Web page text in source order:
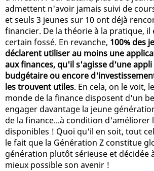
admettent n'avoir jamais suivi de
et seuls 3 jeunes sur 10 ont déjà
financier. De la théorie à la pratique, il
certain fossé. En revanche, 100% des
déclarent utiliser au moins une
aux finances, qu'il s'agisse d'une
budgétaire ou encore
les trouvent utiles. En cela, on le voit,
monde de la finance disposent d'un
engager davantage la jeune
de la finance...à condition d'améliorer
disponibles ! Quoi qu'il en soit, tout
le fait que la Génération Z constitue
génération plutôt sérieuse et décidée
mieux possible son avenir !